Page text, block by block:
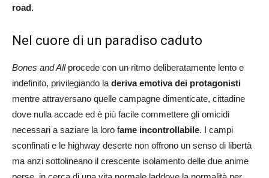
road.
Nel cuore di un paradiso caduto
Bones and Allprocede con un ritmo deliberatamente lento e
indefinito, privilegiando la deriva emotiva dei protagonisti
mentre attraversano quelle campagne dimenticate, cittadine
dove nulla accade ed è più facile commettere gli omicidi
necessari a saziare la loro fame incontrollabile. I campi
sconfinati e le highway deserte non offrono un senso di libertà
ma anzi sottolineano il crescente isolamento delle due anime